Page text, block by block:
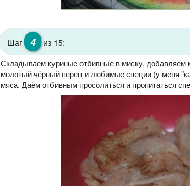
Шаг 4 из 15:
Складываем куриные отбивные в миску, добавляем
молотый чёрный перец и любимые специи (у меня
мяса. Даём отбивным просолиться и пропитаться